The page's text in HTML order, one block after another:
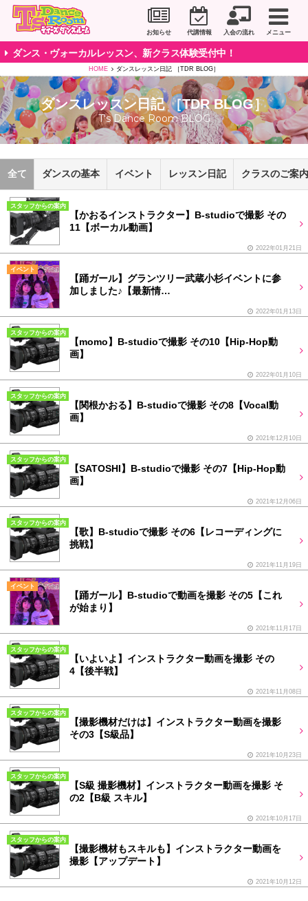
川崎市のダンススタジオ＆ボーカルスクール「
お知らせ 代講情報 入会の流れ メニュー
ダンス・ヴォーカルレッスン、新クラス体験受付中！
HOME ダンスレッスン日記 ［TDR BLOG］
ダンスレッスン日記 ［TDR BLOG］
T's Dance Room BLOG
全て ダンスの基本 イベント レッスン日記 クラスのご案内
スタッフからの案内
【かおるインストラクター】B-studioで撮影 その
11【ボーカル動画】
2022年01月21日
イベント
【踊ガール】グランツリー武蔵小杉イベントに参
加しました♪【最新情…
2022年01月13日
スタッフからの案内
【momo】B-studioで撮影 その10【Hip-Hop動
画】
2022年01月10日
スタッフからの案内
【関根かおる】B-studioで撮影 その8【Vocal動
画】
2021年12月10日
スタッフからの案内
【SATOSHI】B-studioで撮影 その7【Hip-Hop動
画】
2021年12月06日
スタッフからの案内
【歌】B-studioで撮影 その6【レコーディングに
挑戦】
2021年11月19日
イベント
【踊ガール】B-studioで動画を撮影 その5【これ
が始まり】
2021年11月17日
スタッフからの案内
【いよいよ】インストラクター動画を撮影 その
4【後半戦】
2021年11月08日
スタッフからの案内
【撮影機材だけは】インストラクター動画を撮影
その3【S級品】
2021年10月23日
スタッフからの案内
【S級 撮影機材】インストラクター動画を撮影 そ
の2【B級 スキル】
2021年10月17日
スタッフからの案内
【撮影機材もスキルも】インストラクター動画を
撮影【アップデート】
2021年10月12日